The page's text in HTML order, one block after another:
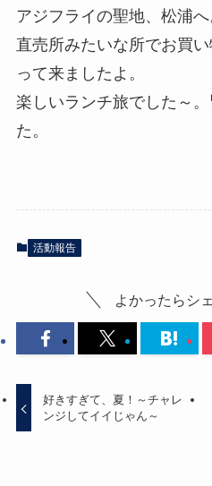
アジフライの聖地、松浦へ
直売所みたいな所でお買
って来ましたよ。
楽しいランチ旅でした～
た。
活動報告
よかったらシ
好きすぎて、夏！～チャレ
ンジしてイイじゃん～